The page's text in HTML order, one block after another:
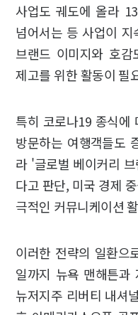
사업도 궤도에 올라
넘어서는 등 사업이
브랜드 이미지와 호
제고를 위한 활동이 필
특히 코로나19 종식에
방문하는 여행객들도
라 '글로벌 베이커리
다고 판단, 미국 경제
극적인 커뮤니케이션
이러한 전략의 일환으
일까지 뉴욕 맨해튼과
뉴저지주 리버티 내셔